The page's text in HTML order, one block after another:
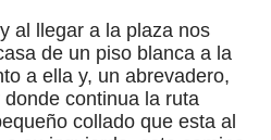
al llegar a la plaza nos
de un piso blanca a la
a ella y, un abrevadero,
continua la ruta
collado que esta al